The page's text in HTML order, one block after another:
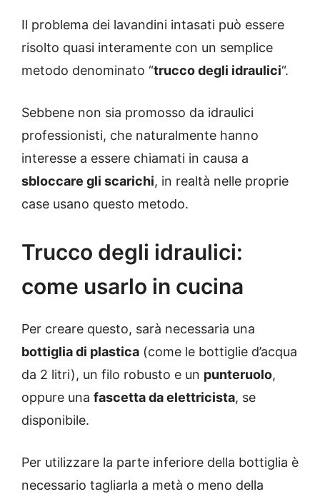
Il problema dei lavandini intasati può essere
risolto quasi interamente con un semplice
metodo denominato “trucco degli idraulici“.
Sebbene non sia promosso da idraulici
professionisti, che naturalmente hanno
interesse a essere chiamati in causa a
sbloccare gli scarichi, in realtà nelle proprie
case usano questo metodo.
Trucco degli idraulici:
come usarlo in cucina
Per creare questo, sarà necessaria una
bottiglia di plastica (come le bottiglie d’acqua
da 2 litri), un filo robusto e un punteruolo,
oppure una fascetta da elettricista, se
disponibile.
Per utilizzare la parte inferiore della bottiglia è
necessario tagliarla a metà o meno della